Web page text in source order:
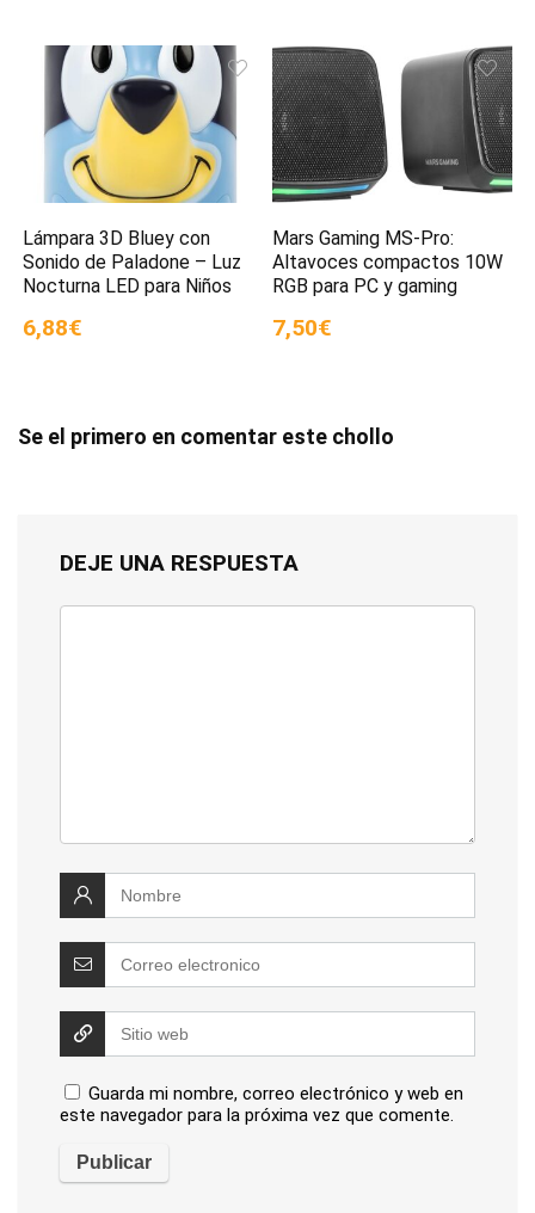
Lámpara 3D Bluey con
Sonido de Paladone – Luz
Nocturna LED para Niños
6,88€
Mars Gaming MS-Pro:
Altavoces compactos 10W
RGB para PC y gaming
7,50€
Se el primero en comentar este chollo
DEJE UNA RESPUESTA
Guarda mi nombre, correo electrónico y web en
este navegador para la próxima vez que comente.